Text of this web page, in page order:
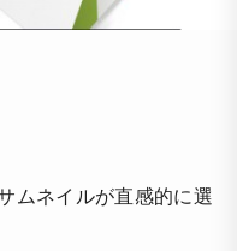
ムネイルが直感的に選